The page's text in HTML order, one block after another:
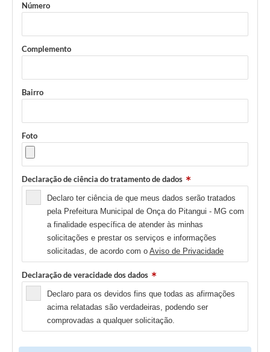
Número
Complemento
Bairro
Foto
Declaração de ciência do tratamento de dados
Declaro ter ciência de que meus dados serão tratados
pela Prefeitura Municipal de Onça do Pitangui - MG com
a finalidade específica de atender às minhas
solicitações e prestar os serviços e informações
solicitadas, de acordo com o Aviso de Privacidade
Declaração de veracidade dos dados
Declaro para os devidos fins que todas as afirmações
acima relatadas são verdadeiras, podendo ser
comprovadas a qualquer solicitação.